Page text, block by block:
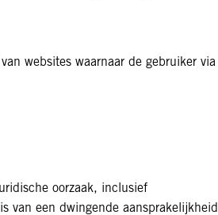
websites waarnaar de gebruiker via
oorzaak, inclusief
van een dwingende aansprakelijkheid